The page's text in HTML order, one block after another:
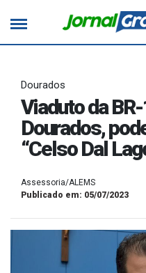
Dourados
Viaduto da
Dourados,
“Celso Dal
Assessoria/ALEMS
Publicado em: 05/07/2023